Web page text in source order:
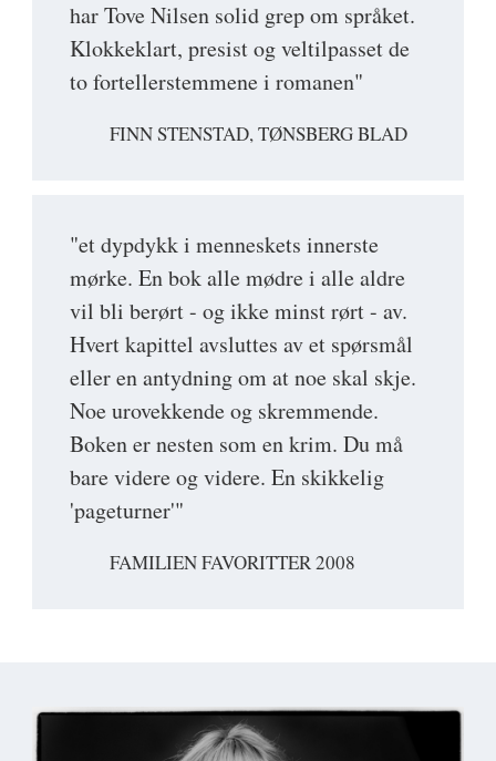
har Tove Nilsen solid grep om språket.
Klokkeklart, presist og veltilpasset de
to fortellerstemmene i romanen"
FINN STENSTAD, TØNSBERG BLAD
"et dypdykk i menneskets innerste
mørke. En bok alle mødre i alle aldre
vil bli berørt - og ikke minst rørt - av.
Hvert kapittel avsluttes av et spørsmål
eller en antydning om at noe skal skje.
Noe urovekkende og skremmende.
Boken er nesten som en krim. Du må
bare videre og videre. En skikkelig
'pageturner'"
FAMILIEN FAVORITTER 2008